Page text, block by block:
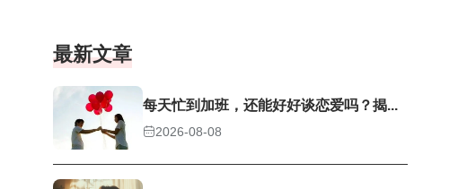
最新文章
每天忙到加班，还能好好谈恋爱吗？揭...
2026-08-08